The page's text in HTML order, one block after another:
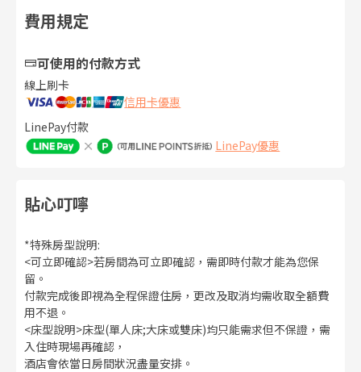
費用規定
可使用的付款方式
線上刷卡
信用卡優惠
LinePay付款
LinePay優惠
貼心叮嚀
*特殊房型說明:
<可立即確認>若房間為可立即確認，需即時付款才能為您保
留。
付款完成後即視為全程保證住房，更改及取消均需收取全額費
用不退。
<床型說明>床型(單人床;大床或雙床)均只能需求但不保證，需
入住時現場再確認，
酒店會依當日房間狀況盡量安排。